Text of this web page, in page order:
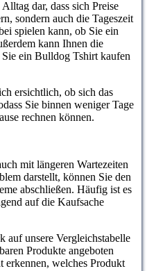
dar, dass sich Preise
sondern auch die Tageszeit
spielen kann, ob Sie ein
kann Ihnen die
ein Bulldog Tshirt kaufen
ersichtlich, ob sich das
Sie binnen weniger Tage
rechnen können.
mit längeren Wartezeiten
darstellt, können Sie den
abschließen. Häufig ist es
auf die Kaufsache
auf unsere Vergleichstabelle
Produkte angeboten
erkennen, welches Produkt